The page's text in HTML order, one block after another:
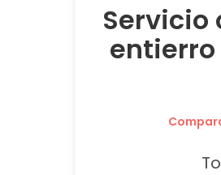
entierro